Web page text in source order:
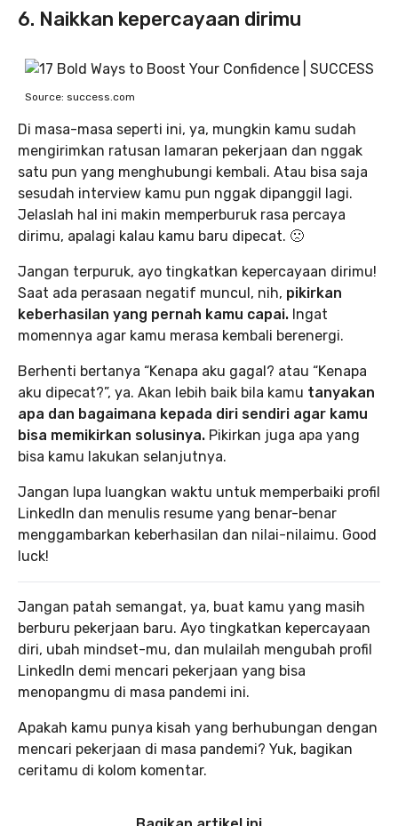
6. Naikkan kepercayaan dirimu
Source: success.com
Di masa-masa seperti ini, ya, mungkin kamu sudah
mengirimkan ratusan lamaran pekerjaan dan nggak
satu pun yang menghubungi kembali. Atau bisa saja
sesudah interview kamu pun nggak dipanggil lagi.
Jelaslah hal ini makin memperburuk rasa percaya
dirimu, apalagi kalau kamu baru dipecat. 🙁
Jangan terpuruk, ayo tingkatkan kepercayaan dirimu!
Saat ada perasaan negatif muncul, nih, pikirkan
keberhasilan yang pernah kamu capai. Ingat
momennya agar kamu merasa kembali berenergi.
Berhenti bertanya “Kenapa aku gagal? atau “Kenapa
aku dipecat?”, ya. Akan lebih baik bila kamu tanyakan
apa dan bagaimana kepada diri sendiri agar kamu
bisa memikirkan solusinya. Pikirkan juga apa yang
bisa kamu lakukan selanjutnya.
Jangan lupa luangkan waktu untuk memperbaiki profil
LinkedIn dan menulis resume yang benar-benar
menggambarkan keberhasilan dan nilai-nilaimu. Good
luck!
Jangan patah semangat, ya, buat kamu yang masih
berburu pekerjaan baru. Ayo tingkatkan kepercayaan
diri, ubah mindset-mu, dan mulailah mengubah profil
LinkedIn demi mencari pekerjaan yang bisa
menopangmu di masa pandemi ini.
Apakah kamu punya kisah yang berhubungan dengan
mencari pekerjaan di masa pandemi? Yuk, bagikan
ceritamu di kolom komentar.